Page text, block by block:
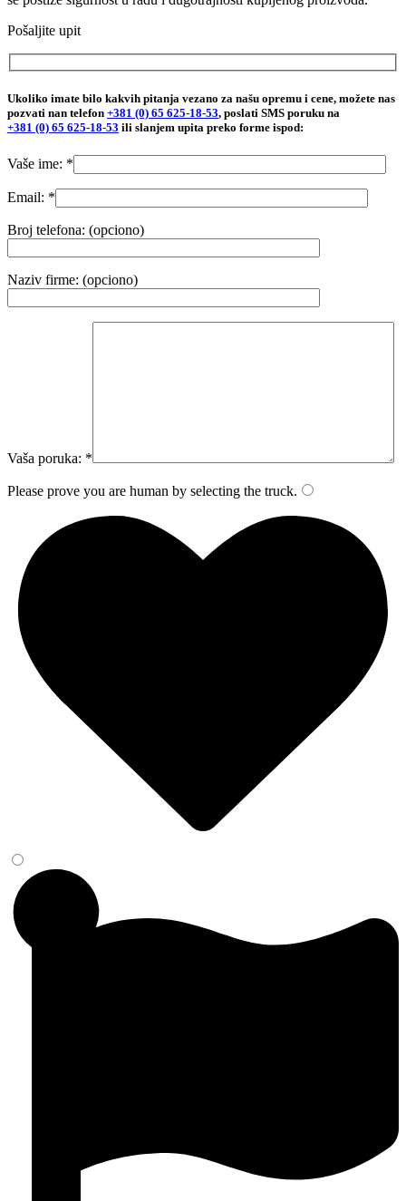
Pošaljite upit
Ukoliko imate bilo kakvih pitanja vezano za našu opremu i cene, možete nas
pozvati nan telefon +381 (0) 65 625-18-53, poslati SMS poruku na
+381 (0) 65 625-18-53 ili slanjem upita preko forme ispod:
Vaše ime: *
Email: *
Broj telefona: (opciono)
Naziv firme: (opciono)
Vaša poruka: *
Please prove you are human by selecting the truck.